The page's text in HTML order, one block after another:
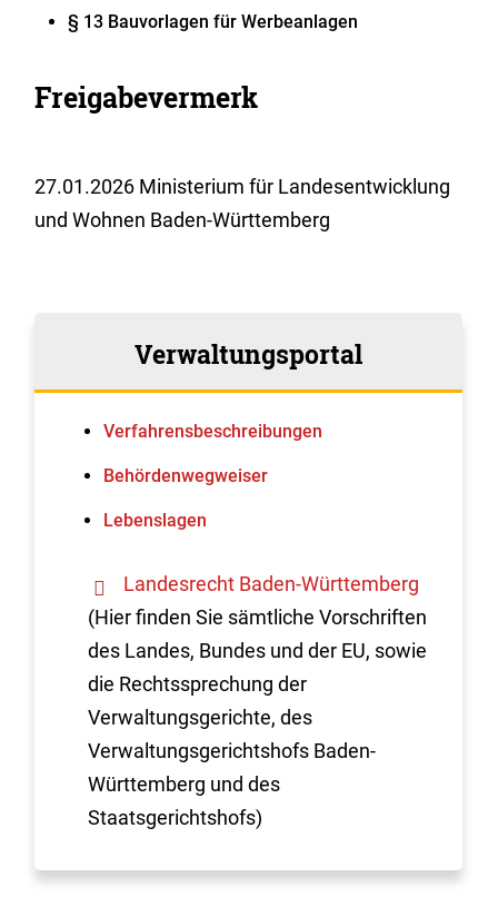
§ 13 Bauvorlagen für Werbeanlagen
Freigabevermerk
27.01.2026 Ministerium für Landesentwicklung
und Wohnen Baden-Württemberg
Verwaltungsportal
Verfahrens­beschreibungen
Behördenwegweiser
Lebenslagen
Landesrecht Baden-Württemberg
(Hier finden Sie sämtliche Vorschriften
des Landes, Bundes und der EU, sowie
die Rechtssprechung der
Verwaltungsgerichte, des
Verwaltungsgerichtshofs Baden-
Württemberg und des
Staatsgerichtshofs)